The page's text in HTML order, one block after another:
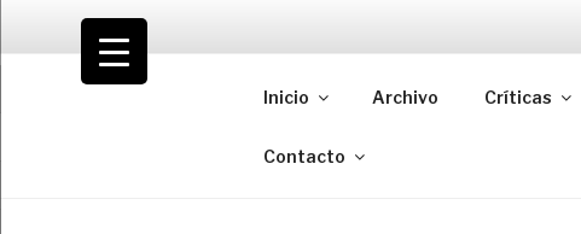
contenido
VOLODIA
Inicio Archivo Críticas
Contacto